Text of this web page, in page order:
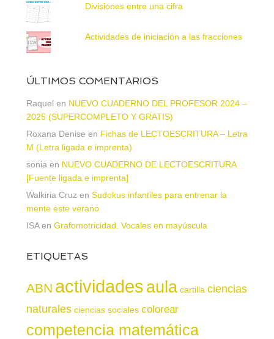
Divisiones entre una cifra
Actividades de iniciación a las fracciones
ÚLTIMOS COMENTARIOS
Raquel en NUEVO CUADERNO DEL PROFESOR 2024 –
2025 (SUPERCOMPLETO Y GRATIS)
Roxana Denise en Fichas de LECTOESCRITURA – Letra
M (Letra ligada e imprenta)
sonia en NUEVO CUADERNO DE LECTOESCRITURA
[Fuente ligada e imprenta]
Walkiria Cruz en Sudokus infantiles para entrenar la
mente este verano
ISAen Grafomotricidad. Vocales en mayúscula
ETIQUETAS
ABN actividadesaula cartilla ciencias
naturales ciencias sociales colorear
competencia matemática